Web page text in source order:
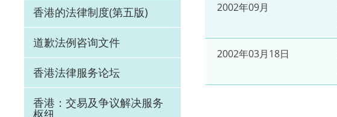
香港的法律制度(第五版)
道歉法例咨询文件
香港法律服务论坛
香港：交易及争议解决服务
枢纽
2002年09月
2002年03月18日